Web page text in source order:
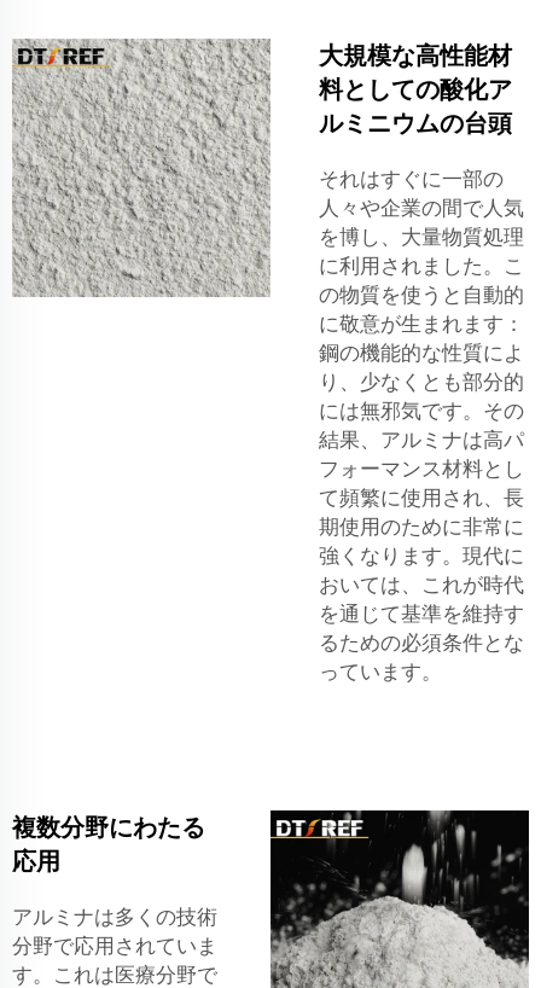
大規模な高性能材
料としての酸化ア
ルミニウムの台頭
それはすぐに一部の
人々や企業の間で人気
を博し、大量物質処理
に利用されました。こ
の物質を使うと自動的
に敬意が生まれます：
鋼の機能的な性質によ
り、少なくとも部分的
には無邪気です。その
結果、アルミナは高パ
フォーマンス材料とし
て頻繁に使用され、長
期使用のために非常に
強くなります。現代に
おいては、これが時代
を通じて基準を維持す
るための必須条件とな
っています。
複数分野にわたる
応用
アルミナは多くの技術
分野で応用されていま
す。これは医療分野で